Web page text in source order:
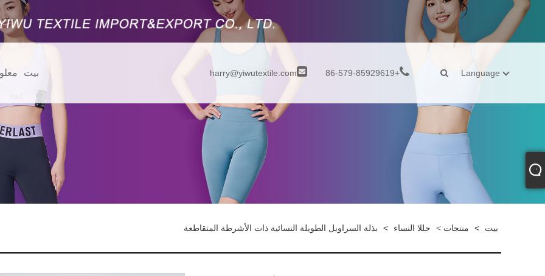
بيت harry@yiwutextile.com +86-579-85929619 Language
بيت > منتجات > حللا النساء > بذلة السراويل الطويلة النسائية ذات الأشرطة المتقاطعة